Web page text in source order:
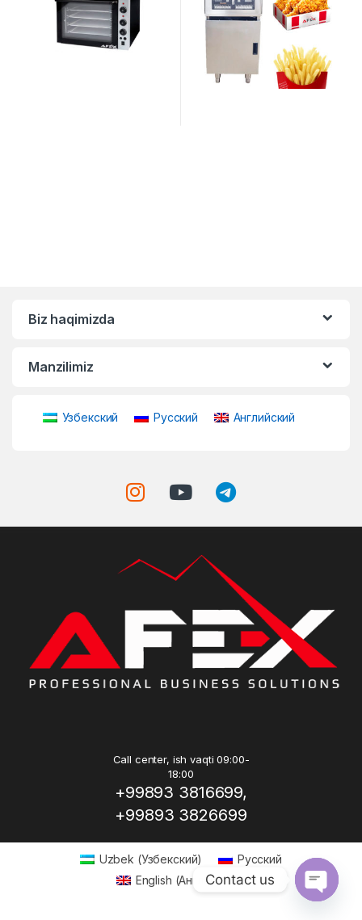
Biz haqimizda
Manzilimiz
Узбекский Русский Английский
Call center, ish vaqti 09:00-
18:00
+99893 3816699,
+99893 3826699
Uzbek (Узбекский)
Русский
English (Английский)
Contact us